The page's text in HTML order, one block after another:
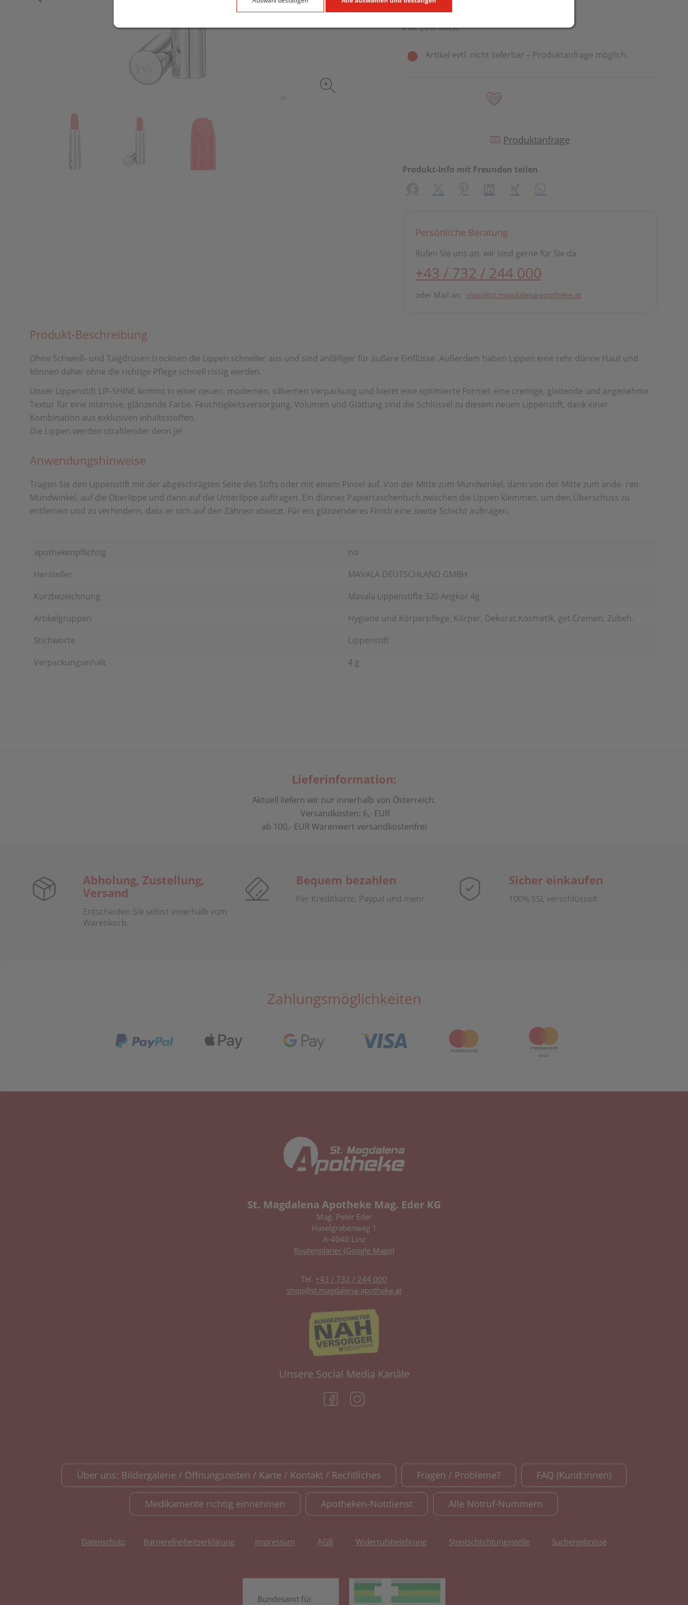
inkl. 20% MwSt.
Artikel evtl. nicht lieferbar – Produktanfrage möglich.
Produktanfrage
Produkt-Info mit Freunden teilen
Persönliche Beratung
Rufen Sie uns an, wir sind gerne für Sie da.
+43 / 732 / 244 000
oder Mail an: shop@st.magdalena-apotheke.at
Produkt-Beschreibung
Ohne Schweiß- und Talgdrüsen trocknen die Lippen schneller aus und sind anfälliger für äußere Einflüsse. Außerdem haben Lippen eine sehr dünne Haut und
können daher ohne die richtige Pflege schnell rissig werden.
Unser Lippenstift LIP-SHINE kommt in einer neuen, modernen, silbernen Verpackung und bietet eine optimierte Formel: eine cremige, gleitende und angenehme
Textur für eine intensive, glänzende Farbe. Feuchtigkeitsversorgung, Volumen und Glättung sind die Schlüssel zu diesem neuen Lippenstift, dank einer
Kombination aus exklusiven Inhaltsstoffen.
Die Lippen werden strahlender denn je!
Anwendungshinweise
Tragen Sie den Lippenstift mit der abgeschrägten Seite des Stifts oder mit einem Pinsel auf. Von der Mitte zum Mundwinkel, dann von der Mitte zum ande- ren
Mundwinkel, auf die Oberlippe und dann auf die Unterlippe auftragen. Ein dünnes Papiertaschentuch zwischen die Lippen klemmen, um den Überschuss zu
entfernen und zu verhindern, dass er sich auf den Zähnen absetzt. Für ein glänzenderes Finish eine zweite Schicht auftragen.
apothekenpflichtig
no
Hersteller
MAVALA DEUTSCHLAND GMBH
Kurzbezeichnung
Mavala Lippenstifte 320 Angkor 4g
Artikelgruppen
Hygiene und Körperpflege, Körper, Dekorat.Kosmetik, get.Cremen, Zubeh.
Stichworte
Lippenstift
Verpackungsinhalt
4 g
Lieferinformation:
Aktuell liefern wir nur innerhalb von Österreich.
Versandkosten: 6,- EUR
ab 100,- EUR Warenwert versandkostenfrei
Abholung, Zustellung,
Versand
Entscheiden Sie selbst innerhalb vom
Warenkorb.
Bequem bezahlen
Per Kreditkarte, Paypal und mehr
Sicher einkaufen
100% SSL verschlüsselt
Zahlungsmöglichkeiten
St. Magdalena Apotheke Mag. Eder KG
Mag. Peter Eder
Haselgrabenweg 1
A-4040 Linz
Routenplaner (Google Maps)
Tel. +43 / 732 / 244 000
shop@st.magdalena-apotheke.at
Unsere Social Media Kanäle
(öffnet in neuem Tab)
Über uns: Bildergalerie / Öffnungszeiten / Karte / Kontakt / Rechtliches Fragen / Probleme? FAQ (Kund:innen)
Medikamente richtig einnehmen Apotheken-Notdienst Alle Notruf-Nummern
Datenschutz Barrierefreiheitserklärung Impressum AGB Widerrufsbelehrung Streitschlichtungsstelle Suchergebnisse
(öffnet in neuem Tab)